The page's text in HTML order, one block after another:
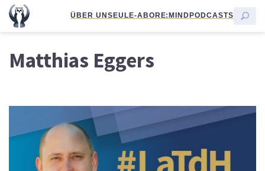
ÜBER UNSEULE-ABORE:MINDPODCASTS
Matthias Eggers